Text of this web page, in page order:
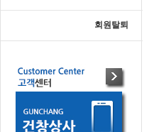
회원탈퇴